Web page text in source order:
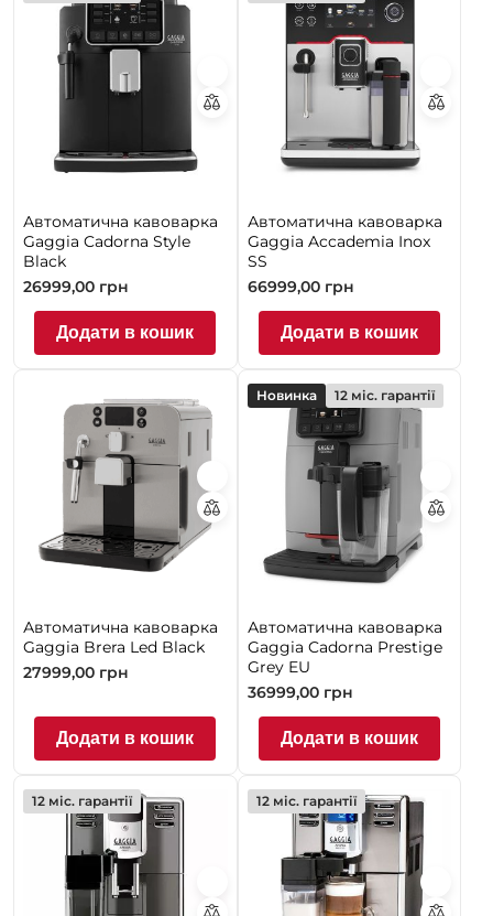
Автоматична кавоварка
Gaggia Cadorna Style
Black
26999,00 грн
Додати в кошик
Автоматична кавоварка
Gaggia Accademia Inox
SS
66999,00 грн
Додати в кошик
Автоматична кавоварка
Gaggia Brera Led Black
27999,00 грн
Додати в кошик
Новинка 12 міс. гарантії
Автоматична кавоварка
Gaggia Cadorna Prestige
Grey EU
36999,00 грн
Додати в кошик
12 міс. гарантії 12 міс. гарантії